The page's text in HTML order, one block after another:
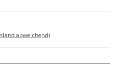
abweichend)